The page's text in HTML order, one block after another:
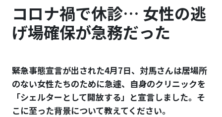
コロナ禍で休診… 女性の逃
げ場確保が急務だった
――緊急事態宣言が出された4月7日、対馬さんは居場所
のない女性たちのために急遽、自身のクリニックを
「シェルターとして開放する」と宣言しました。そ
こに至った背景について教えてください。